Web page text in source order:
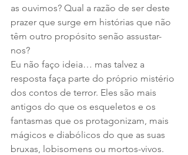
as ouvimos? Qual a razão de ser deste
prazer que surge em histórias que não
têm outro propósito senão assustar-
nos?
Eu não faço ideia… mas talvez a
resposta faça parte do próprio mistério
dos contos de terror. Eles são mais
antigos do que os esqueletos e os
fantasmas que os protagonizam, mais
mágicos e diabólicos do que as suas
bruxas, lobisomens ou mortos-vivos.